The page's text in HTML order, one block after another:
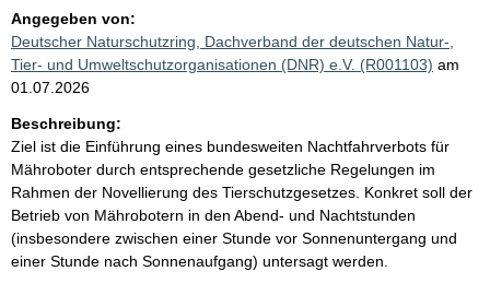
Angegeben von:
Deutscher Naturschutzring, Dachverband der deutschen Natur-,
Tier- und Umweltschutzorganisationen (DNR) e.V. (R001103) am
01.07.2026
Beschreibung:
Ziel ist die Einführung eines bundesweiten Nachtfahrverbots für
Mähroboter durch entsprechende gesetzliche Regelungen im
Rahmen der Novellierung des Tierschutzgesetzes. Konkret soll der
Betrieb von Mährobotern in den Abend- und Nachtstunden
(insbesondere zwischen einer Stunde vor Sonnenuntergang und
einer Stunde nach Sonnenaufgang) untersagt werden.